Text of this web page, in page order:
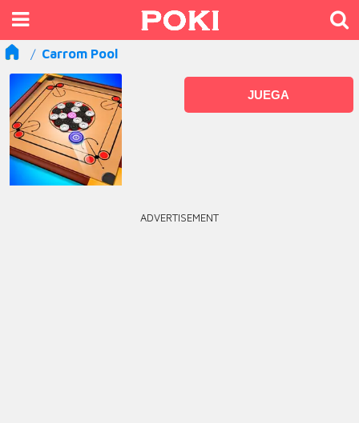
Carrom Pool
JUEGA
ADVERTISEMENT